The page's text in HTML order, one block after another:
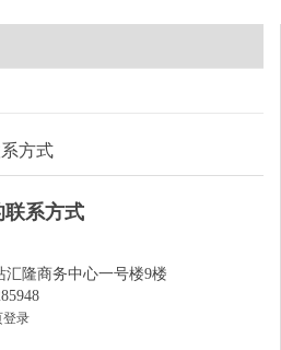
方式
联系方式
隆商务中心一号楼9楼
登录